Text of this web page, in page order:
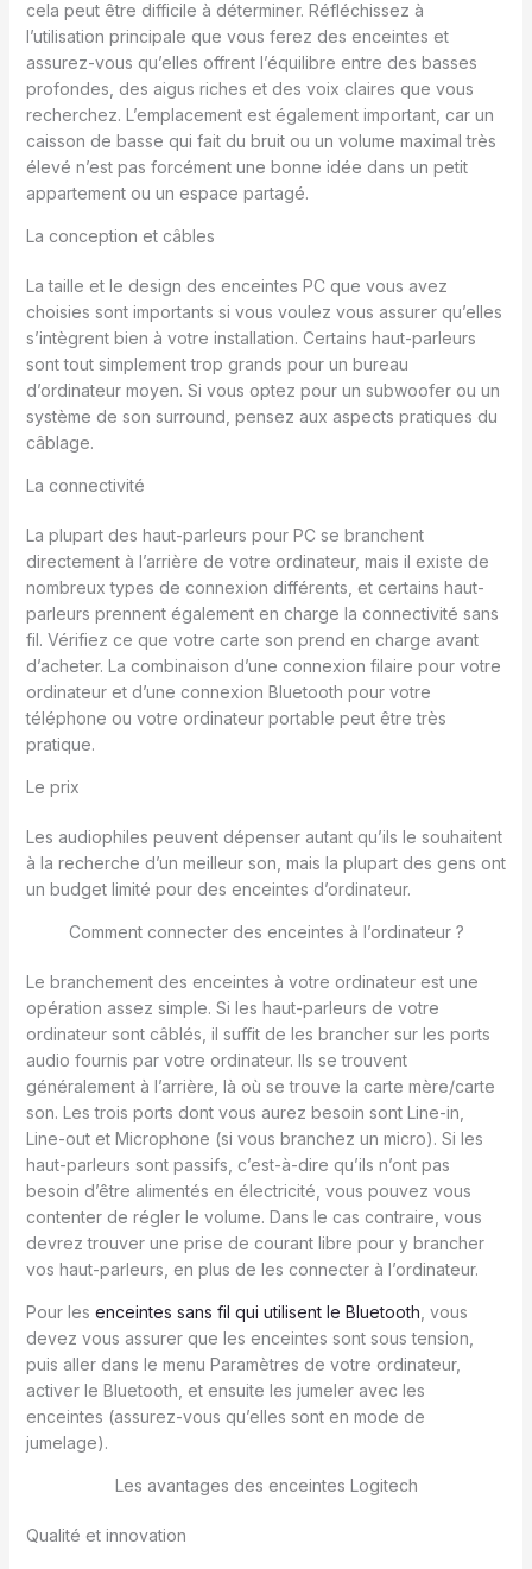
cela peut être difficile à déterminer. Réfléchissez à
l’utilisation principale que vous ferez des enceintes et
assurez-vous qu’elles offrent l’équilibre entre des basses
profondes, des aigus riches et des voix claires que vous
recherchez. L’emplacement est également important, car un
caisson de basse qui fait du bruit ou un volume maximal très
élevé n’est pas forcément une bonne idée dans un petit
appartement ou un espace partagé.
La conception et câbles
La taille et le design des enceintes PC que vous avez
choisies sont importants si vous voulez vous assurer qu’elles
s’intègrent bien à votre installation. Certains haut-parleurs
sont tout simplement trop grands pour un bureau
d’ordinateur moyen. Si vous optez pour un subwoofer ou un
système de son surround, pensez aux aspects pratiques du
câblage.
La connectivité
La plupart des haut-parleurs pour PC se branchent
directement à l’arrière de votre ordinateur, mais il existe de
nombreux types de connexion différents, et certains haut-
parleurs prennent également en charge la connectivité sans
fil. Vérifiez ce que votre carte son prend en charge avant
d’acheter. La combinaison d’une connexion filaire pour votre
ordinateur et d’une connexion Bluetooth pour votre
téléphone ou votre ordinateur portable peut être très
pratique.
Le prix
Les audiophiles peuvent dépenser autant qu’ils le souhaitent
à la recherche d’un meilleur son, mais la plupart des gens ont
un budget limité pour des enceintes d’ordinateur.
Comment connecter des enceintes à l’ordinateur ?
Le branchement des enceintes à votre ordinateur est une
opération assez simple. Si les haut-parleurs de votre
ordinateur sont câblés, il suffit de les brancher sur les ports
audio fournis par votre ordinateur. Ils se trouvent
généralement à l’arrière, là où se trouve la carte mère/carte
son. Les trois ports dont vous aurez besoin sont Line-in,
Line-out et Microphone (si vous branchez un micro). Si les
haut-parleurs sont passifs, c’est-à-dire qu’ils n’ont pas
besoin d’être alimentés en électricité, vous pouvez vous
contenter de régler le volume. Dans le cas contraire, vous
devrez trouver une prise de courant libre pour y brancher
vos haut-parleurs, en plus de les connecter à l’ordinateur.
Pour les enceintes sans fil qui utilisent le Bluetooth , vous
devez vous assurer que les enceintes sont sous tension,
puis aller dans le menu Paramètres de votre ordinateur,
activer le Bluetooth, et ensuite les jumeler avec les
enceintes (assurez-vous qu’elles sont en mode de
jumelage).
Les avantages des enceintes Logitech
Qualité et innovation